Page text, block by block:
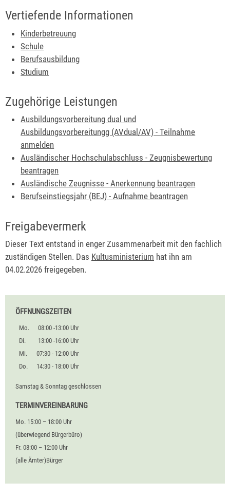
Vertiefende Informationen
Kinderbetreuung
Schule
Berufsausbildung
Studium
Zugehörige Leistungen
Ausbildungsvorbereitung dual und
Ausbildungsvorbereitungg (AVdual/AV) - Teilnahme
anmelden
Ausländischer Hochschulabschluss - Zeugnisbewertung
beantragen
Ausländische Zeugnisse - Anerkennung beantragen
Berufseinstiegsjahr (BEJ) - Aufnahme beantragen
Freigabevermerk
Dieser Text entstand in enger Zusammenarbeit mit den fachlich
zuständigen Stellen. Das Kultusministerium hat ihn am
04.02.2026 freigegeben.
ÖFFNUNGSZEITEN
Mo.
08:00 -13:00 Uhr
Di.
13:00 -16:00 Uhr
Mi.
07:30 - 12:00 Uhr
Do.
14:30 - 18:00 Uhr
Samstag & Sonntag geschlossen
TERMINVEREINBARUNG
Mo. 15:00 – 18:00 Uhr
(überwiegend Bürgerbüro)
Fr. 08:00 – 12:00 Uhr
(alle Ämter)Bürger